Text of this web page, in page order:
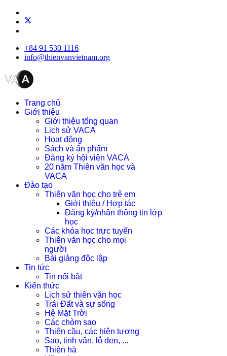
+84 91 530 1116
info@thienvanvietnam.org
Trang chủ
Giới thiệu
Giới thiệu tổng quan
Lịch sử VACA
Hoạt động
Sách và ấn phẩm
Đăng ký hội viên VACA
20 năm Thiên văn học và
VACA
Đào tạo
Thiên văn học cho trẻ em
Giới thiệu / Hợp tác
Đăng ký/nhận thông tin lớp
học
Các khóa học trực tuyến
Thiên văn học cho mọi
người
Bài giảng độc lập
Tin tức
Tin nổi bật
Kiến thức
Lịch sử thiên văn học
Trái Đất và sự sống
Hệ Mặt Trời
Các chòm sao
Thiên cầu, các hiện tượng
Sao, tinh vân, lỗ đen, ...
Thiên hà